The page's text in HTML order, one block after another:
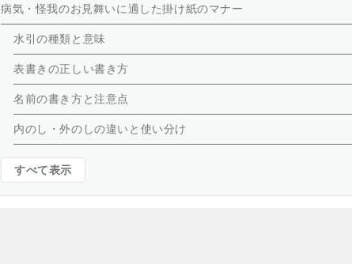
病気・怪我のお見舞いに適した掛け紙のマナー
水引の種類と意味
表書きの正しい書き方
名前の書き方と注意点
内のし・外のしの違いと使い分け
すべて表示